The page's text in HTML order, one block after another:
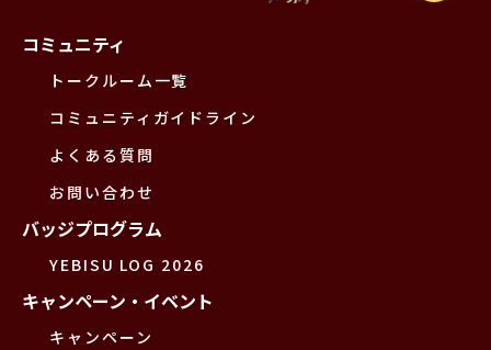
コミュニティ
トークルーム一覧
コミュニティガイドライン
よくある質問
お問い合わせ
バッジプログラム
YEBISU LOG 2026
キャンペーン・イベント
キャンペーン